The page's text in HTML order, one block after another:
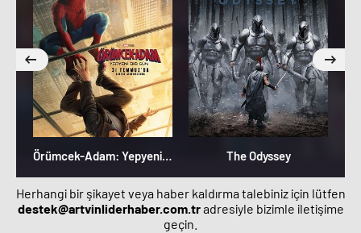
Örümcek-Adam: Yepyeni Bir Gün The Odyssey
Herhangi bir şikayet veya haber kaldırma talebiniz için lütfen
destek@artvinliderhaber.com.tradresiyle bizimle iletişime
geçin.